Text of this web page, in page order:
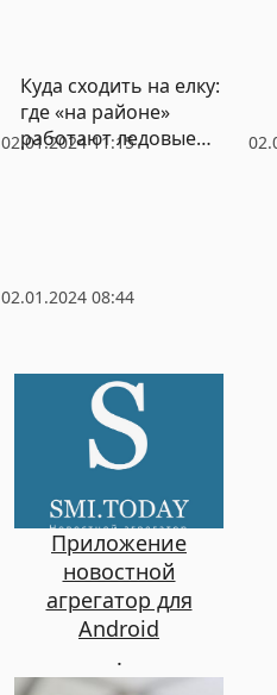
02.01.2024 11:15
Куда сходить на елку:
где «на районе»
работают ледовые
02.01.2024 08:44
Приложение
новостной
агрегатор для
Android
.